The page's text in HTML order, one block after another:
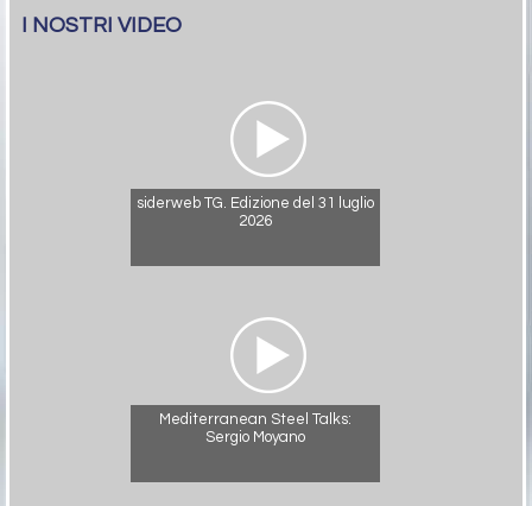
I NOSTRI VIDEO
siderweb TG. Edizione del 31 luglio
2026
Mediterranean Steel Talks:
Sergio Moyano